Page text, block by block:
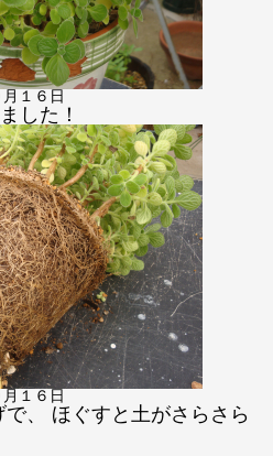
月１６日
した！
月１６日
、 ほぐすと土がさらさら